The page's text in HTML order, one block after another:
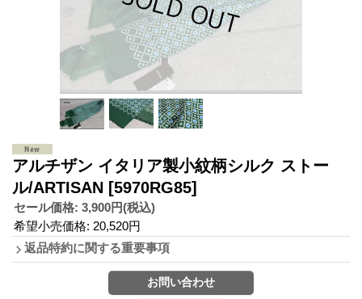
アルチザン イタリア製小紋柄シルク ストー
ル/ARTISAN [5970RG85]
セール価格: 3,900円(税込)
希望小売価格: 20,520円
返品特約に関する重要事項